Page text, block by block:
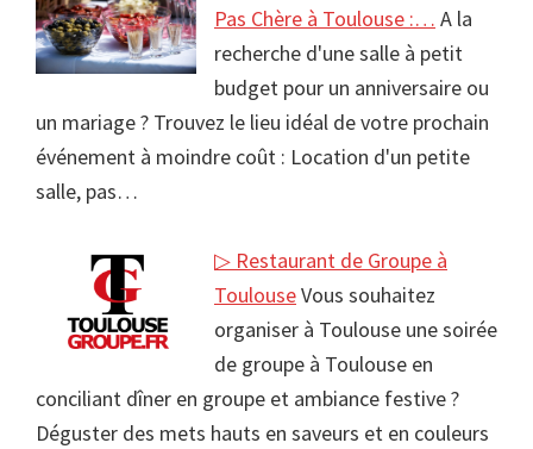
Pas Chère à Toulouse :… A la
recherche d'une salle à petit
budget pour un anniversaire ou
un mariage ? Trouvez le lieu idéal de votre prochain
événement à moindre coût : Location d'un petite
salle, pas…
▷ Restaurant de Groupe à
ToulouseVous souhaitez
organiser à Toulouse une soirée
de groupe à Toulouse en
conciliant dîner en groupe et ambiance festive ?
Déguster des mets hauts en saveurs et en couleurs